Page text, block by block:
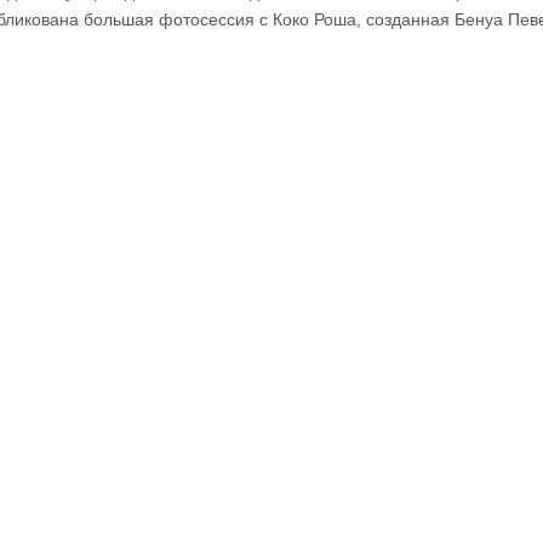
большая фотосессия с Коко Роша, созданная Бенуа